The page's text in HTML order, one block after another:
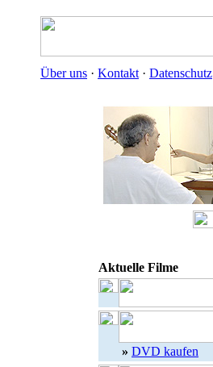
Über uns · Kontakt · Datenschutz
Aktuelle Filme
» DVD kaufen